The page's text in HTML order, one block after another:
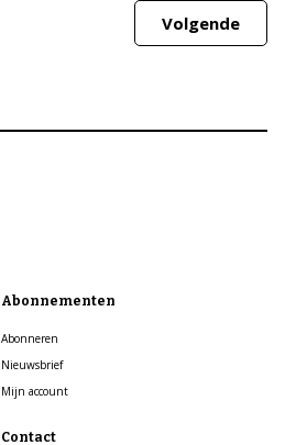
Volgende
Abonnementen
Abonneren
Nieuwsbrief
Mijn account
Contact